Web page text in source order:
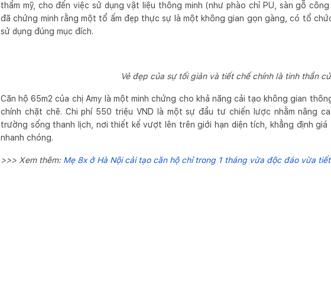
thẩm mỹ, cho đến việc sử dụng vật liệu thông minh (như phào chỉ PU, sàn gỗ
đã chứng minh rằng một tổ ấm đẹp thực sự là một không gian gọn gàng, có tổ
sử dụng đúng mục đích.
Vẻ đẹp của sự tối giản và tiết chế chính là tinh thần
Căn hộ 65m2 của chị Amy là một minh chứng cho khả năng cải tạo không gian
chính chặt chẽ. Chi phí 550 triệu VND là một sự đầu tư chiến lược nhằm nâng
trường sống thanh lịch, nơi thiết kế vượt lên trên giới hạn diện tích, khẳng định
nhanh chóng.
>>> Xem thêm: Mẹ 8x ở Hà Nội cải tạo căn hộ chỉ trong 1 tháng vừa độc đáo vừa